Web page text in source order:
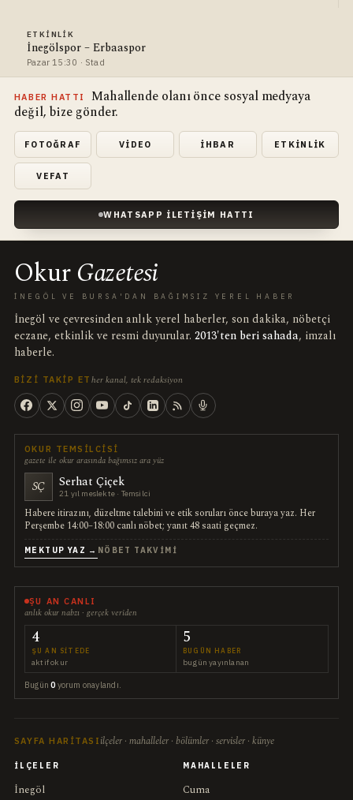
ETKINLIK
İnegölspor – Erbaaspor
Pazar 15:30 · Stad
HABER HATTI
Mahallende olanı önce sosyal medyaya
değil, bize gönder.
FOTOĞRAF VIDEO İHBAR ETKINLIK
VEFAT
WHATSAPP İLETIŞIM HATTI
OkurGazetesi
İNEGÖL VE BURSA'DAN BAĞIMSIZ YEREL HABER
İnegöl ve çevresinden anlık yerel haberler, son dakika, nöbetçi
eczane, etkinlik ve resmi duyurular. 2013'ten beri sahada, imzalı
haberle.
BIZI TAKIP ET her kanal, tek redaksiyon
OKUR TEMSILCISI
gazete ile okur arasında bağımsız ara yüz
SÇ Serhat Çiçek
21 yıl meslekte · Temsilci
Habere itirazını, düzeltme talebini ve etik soruları önce buraya yaz. Her
Perşembe 14:00–18:00 canlı nöbet; yanıt 48 saati geçmez.
MEKTUP YAZ → NÖBET TAKVIMI
ŞU AN CANLI
anlık okur nabzı · gerçek veriden
4
ŞU AN SITEDE
aktif okur
5
BUGÜN HABER
bugün yayınlanan
Bugün0 yorum onaylandı.
SAYFA HARITASI ilçeler · mahalleler · bölümler · servisler · künye
İLÇELER
İnegöl
MAHALLELER
Cuma